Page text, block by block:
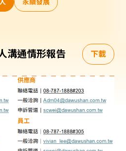
有限公司|統一編號：28554142
Egg Farm All Rights
永續發展
溝通情形報告 下載